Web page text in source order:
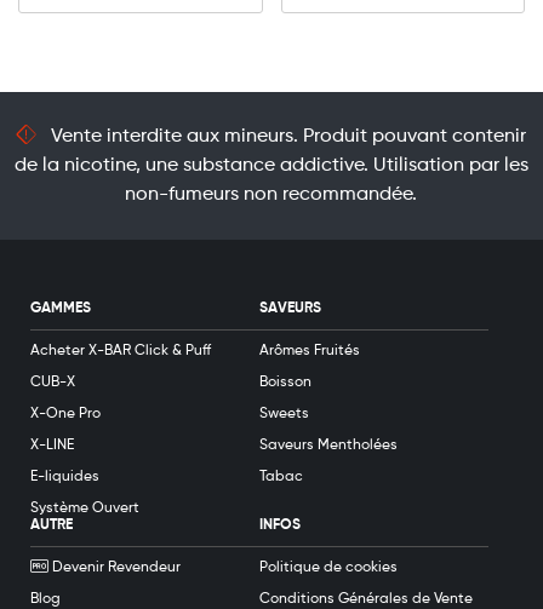
Vente interdite aux mineurs. Produit pouvant contenir
de la nicotine, une substance addictive. Utilisation par les
non-fumeurs non recommandée.
GAMMES
Acheter X-BAR Click & Puff
CUB-X
X-One Pro
X-LINE
E-liquides
Système Ouvert
SAVEURS
Arômes Fruités
Boisson
Sweets
Saveurs Mentholées
Tabac
AUTRE
Devenir Revendeur
Blog
INFOS
Politique de cookies
Conditions Générales de Vente